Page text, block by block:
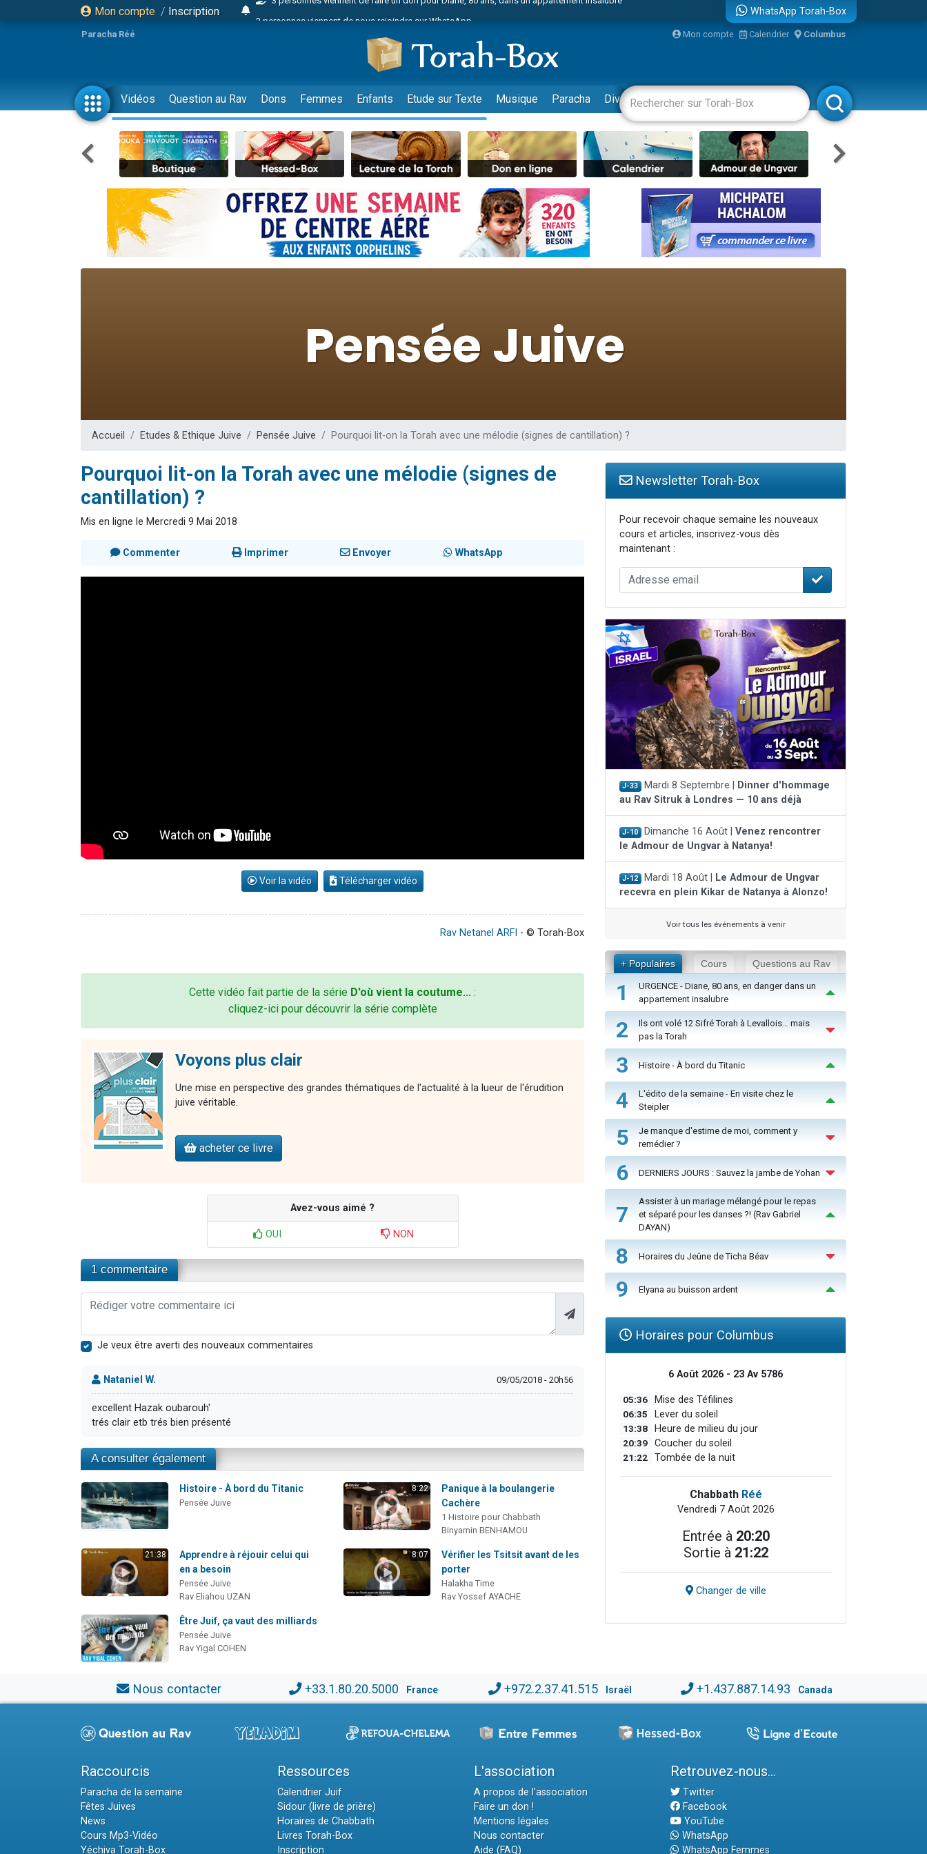
Mon compte / Inscription
30 personnes viennent de faire un don pour Sauvez la jambe de Yohan
Il reste 49 places pour étudier en groupe sur Zoom
12 nouvelles musiques dans Torah-Box Music
3 personnes viennent de nous rejoindre sur WhatsApp
2 personnes viennent de nous rejoindre sur WhatsApp
2 nouvelles musiques dans Torah-Box Music
3 personnes viennent de nous rejoindre sur WhatsApp
8 personnes viennent de faire un don pour Tsédaka : pauvres d'Israel
Nouvelle émission radio : Visions de grandeur n°104 : Le Chabbath et le Birkat Hamazone à travers le temps
61 personnes viennent de demander une bénédiction
Il reste 49 places pour étudier en groupe sur Zoom
4 personnes viennent de nous rejoindre sur WhatsApp
3 personnes viennent de nous rejoindre sur WhatsApp
Odaya vient de donner son Maasser
WhatsApp Torah-Box
Paracha Réé Mon compte Calendrier Columbus
Vidéos Question au Rav Dons Femmes Enfants Etude sur Texte Musique Paracha Divertissements Livres Rabbanim
Accueil Etudes & Ethique Juive Pensée Juive Pourquoi lit-on la Torah avec une mélodie (signes de cantillation) ?
Pourquoi lit-on la Torah avec une mélodie (signes de
cantillation) ?
Mis en ligne le Mercredi 9 Mai 2018
Commenter Imprimer Envoyer WhatsApp
Voir la vidéo Télécharger vidéo
Rav Netanel ARFI - © Torah-Box
Cette vidéo fait partie de la série D'où vient la coutume... :
cliquez-ici pour découvrir la série complète
Voyons plus clair
Une mise en perspective des grandes thématiques de l'actualité à la lueur de l'érudition
juive véritable.
acheter ce livre
Avez-vous aimé ?
OUI NON
1 commentaire
Je veux être averti des nouveaux commentaires
Nataniel W. 09/05/2018 - 20h56
excellent Hazak oubarouh'
trés clair etb trés bien présenté
A consulter également
Histoire - À bord du Titanic
Pensée Juive
8:22
Panique à la boulangerie
Cachère
1 Histoire pour Chabbath
Binyamin BENHAMOU
21:38
Apprendre à réjouir celui qui
en a besoin
Pensée Juive
Rav Eliahou UZAN
8:07
Vérifier les Tsitsit avant de les
porter
Halakha Time
Rav Yossef AYACHE
Être Juif, ça vaut des milliards
Pensée Juive
Rav Yigal COHEN
Newsletter Torah-Box
Pour recevoir chaque semaine les nouveaux
cours et articles, inscrivez-vous dès
maintenant :
J-33 Mardi 8 Septembre |
Dinner d'hommage
au Rav Sitruk à Londres — 10 ans déjà
J-10 Dimanche 16 Août | Venez rencontrer
le Admour de Ungvar à Natanya!
J-12 Mardi 18 Août |
Le Admour de Ungvar
recevra en plein Kikar de Natanya à Alonzo!
Voir tous les événements à venir
+ Populaires Cours Questions au Rav
1
URGENCE - Diane, 80 ans, en danger dans un
appartement insalubre
2
Ils ont volé 12 Sifré Torah à Levallois… mais
pas la Torah
3 Histoire - À bord du Titanic
4
L'édito de la semaine - En visite chez le
Steipler
5
Je manque d'estime de moi, comment y
remédier ?
6 DERNIERS JOURS : Sauvez la jambe de Yohan
7
Assister à un mariage mélangé pour le repas
et séparé pour les danses ?! (Rav Gabriel
DAYAN)
8 Horaires du Jeûne de Ticha Béav
9 Elyana au buisson ardent
Horaires pour Columbus
6 Août 2026 - 23 Av 5786
05:36 Mise des Téfilines
06:35 Lever du soleil
13:38 Heure de milieu du jour
20:39 Coucher du soleil
21:22 Tombée de la nuit
Chabbath Réé
Vendredi 7 Août 2026
Entrée à 20:20
Sortie à 21:22
Changer de ville
Nous contacter +33.1.80.20.5000 France +972.2.37.41.515 Israël +1.437.887.14.93 Canada
Raccourcis
Paracha de la semaine
Fêtes Juives
News
Cours Mp3-Vidéo
Yéchiva Torah-Box
Ressources
Calendrier Juif
Sidour (livre de prière)
Horaires de Chabbath
Livres Torah-Box
Inscription
L'association
A propos de l'association
Faire un don !
Mentions légales
Nous contacter
Aide (FAQ)
Retrouvez-nous...
Twitter
Facebook
YouTube
WhatsApp
WhatsApp Femmes